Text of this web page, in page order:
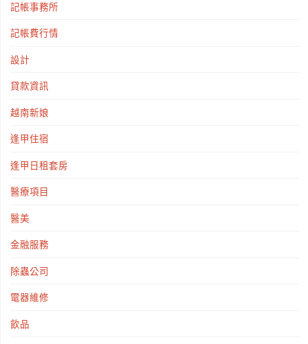
記帳事務所
記帳費行情
設計
貸款資訊
越南新娘
逢甲住宿
逢甲日租套房
醫療項目
醫美
金融服務
除蟲公司
電器維修
飲品